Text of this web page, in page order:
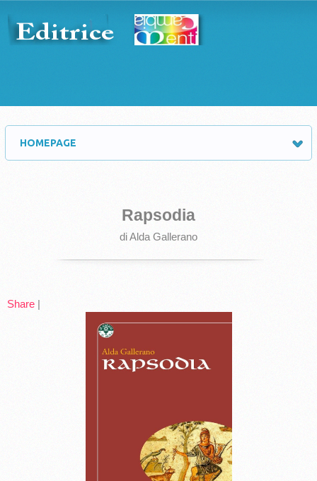
HOMEPAGE
Rapsodia
di Alda Gallerano
Share |